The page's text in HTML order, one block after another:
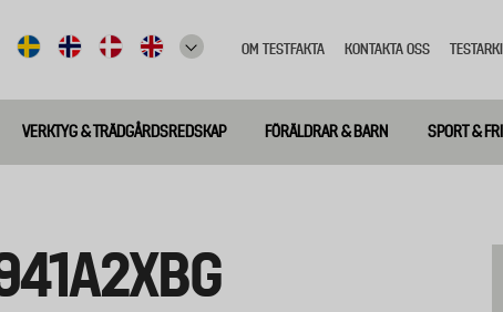
meny
OM TESTFAKTA KONTAKTA OSS
VERKTYG & TRÄDGÅRDSREDSKAP FÖRÄLDRAR & BARN SPORT &